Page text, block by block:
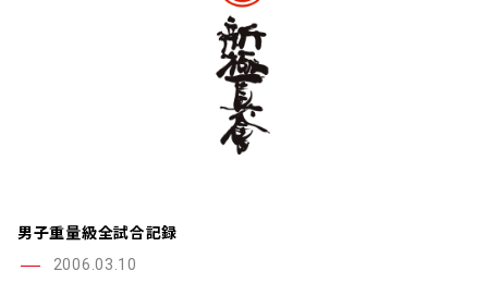
男子重量級全試合記録
2006.03.10